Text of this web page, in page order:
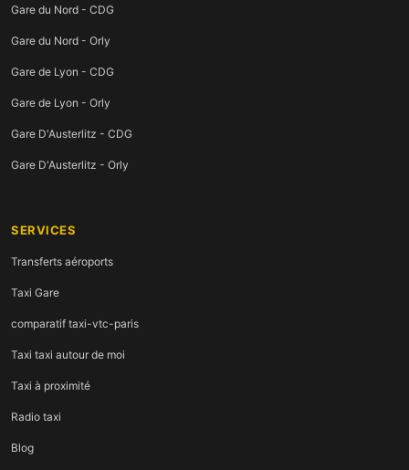
Gare du Nord - CDG
Gare du Nord - Orly
Gare de Lyon - CDG
Gare de Lyon - Orly
Gare D'Austerlitz - CDG
Gare D'Austerlitz - Orly
SERVICES
Transferts aéroports
Taxi Gare
comparatif taxi-vtc-paris
Taxi taxi autour de moi
Taxi à proximité
Radio taxi
Blog